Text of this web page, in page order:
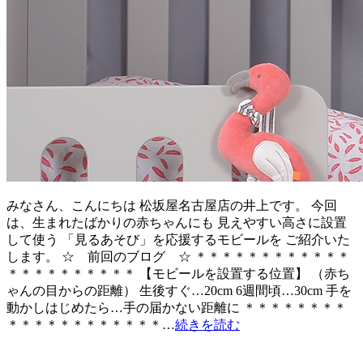
みなさん、こんにちは 松坂屋名古屋店の井上です。 今回
は、生まれたばかりの赤ちゃんにも 見えやすい高さに設置
して使う 「見るあそび」を応援するモビールを ご紹介いた
します。 ☆ 前回のブログ ☆ ＊＊＊＊＊＊＊＊＊＊＊＊
＊＊＊＊＊＊＊＊＊＊ 【モビールを設置する位置】 （赤ち
ゃんの目からの距離） 生後すぐ…20cm 6週間頃…30cm 手を
動かしはじめたら…手の届かない距離に ＊＊＊＊＊＊＊＊
＊＊＊＊＊＊＊＊＊＊＊＊…続きを読む